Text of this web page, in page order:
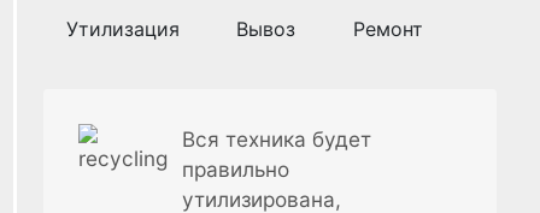
Утилизация Вывоз Ремонт
Вся техника будет
правильно
утилизирована,